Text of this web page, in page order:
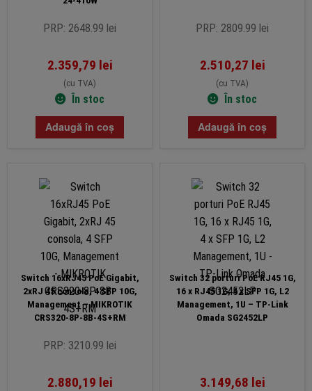
PRP: 2648.99 lei
2.359,79 lei
(cu TVA)
În stoc
Adaugă în coș
PRP: 2809.99 lei
2.510,27 lei
(cu TVA)
În stoc
Adaugă în coș
Switch 16xRJ45 PoE Gigabit,
2xRJ 45 consola, 4 SFP 10G,
Management – MIKROTIK
CRS320-8P-8B-4S+RM
PRP: 3210.99 lei
2.880,19 lei
Switch 32 porturi PoE RJ45 1G,
16 x RJ45 1G, 4 x SFP 1G, L2
Management, 1U – TP-Link
Omada SG2452LP
3.149,68 lei